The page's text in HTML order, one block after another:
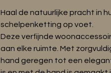
Haal de natuurlijke pracht in
schelpenketting op voet.
Deze verfijnde
aan elke ruimte. Met
hand geregen tot een